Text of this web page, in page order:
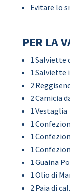
Evitare lo
PER LA
1 Salviette
1 Salviette
2
2 Camicia
1 Vestaglia
1
1
1
1 Guaina
1 Olio di
2 Paia di